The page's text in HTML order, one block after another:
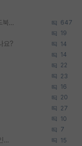
[무료] 2026 미국 대학원 유학 스타터팩 - 가이드북 & 합격자 컨택메일 템플릿 647
19
요? 14
14
22
23
16
20
27
10
7
박사진학하기에 2억은 괜찮은 (?) 정도의 경제력인가요 15